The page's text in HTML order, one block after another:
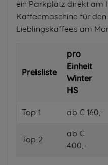
ein Parkplatz direkt am
Kaffeemaschine für den
Lieblingskaffees am
Preisliste
pro
Einheit
Winter
HS
Top 1 ab € 160,-
Top 2
ab €
400,-